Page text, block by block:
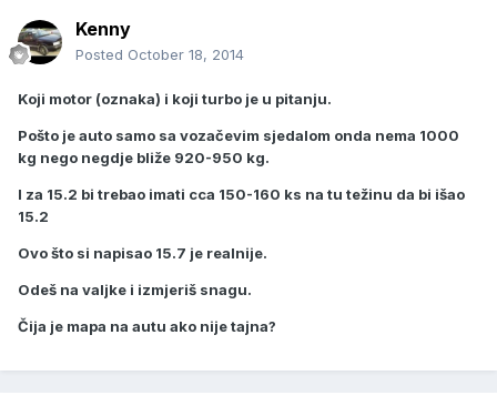
Kenny
Posted October 18, 2014
Koji motor (oznaka) i koji turbo je u pitanju.
Pošto je auto samo sa vozačevim sjedalom onda nema 1000
kg nego negdje bliže 920-950 kg.
I za 15.2 bi trebao imati cca 150-160 ks na tu težinu da bi išao
15.2
Ovo što si napisao 15.7 je realnije.
Odeš na valjke i izmjeriš snagu.
Čija je mapa na autu ako nije tajna?